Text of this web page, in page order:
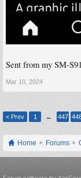
Sent from my SM-
Mar 10, 2024
< Prev
1 ← 447
Home Forums